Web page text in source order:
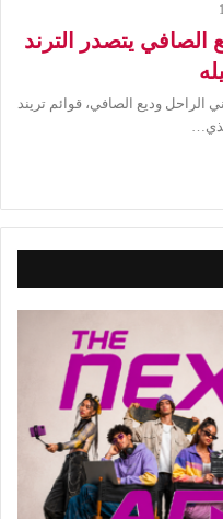
الصافي يتصدر الترند
اللبناني الراحل وديع الصافي، قوائم تريند